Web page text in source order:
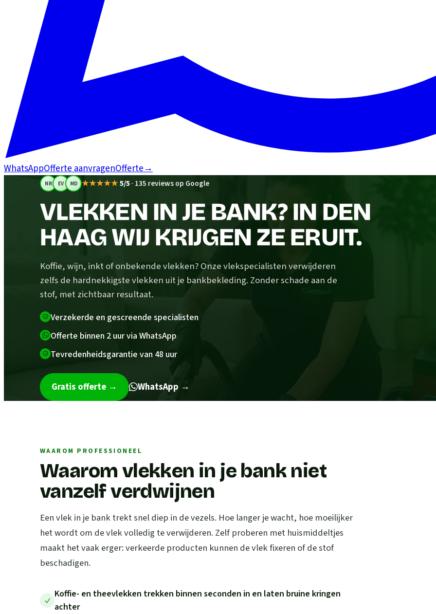
WhatsAppOfferte aanvragenOfferte→
NR EV MD ★★★★★5/5· 135 reviews op Google
VLEKKEN IN JE BANK? IN DEN
HAAG WIJ KRIJGEN ZE ERUIT.
Koffie, wijn, inkt of onbekende vlekken? Onze vlekspecialisten verwijderen
zelfs de hardnekkigste vlekken uit je bankbekleding. Zonder schade aan de
stof, met zichtbaar resultaat.
Verzekerde en gescreende specialisten
Offerte binnen 2 uur via WhatsApp
Tevredenheidsgarantie van 48 uur
Gratis offerte → WhatsApp →
WAAROM PROFESSIONEEL
Waarom vlekken in je bank niet
vanzelf verdwijnen
Een vlek in je bank trekt snel diep in de vezels. Hoe langer je wacht, hoe moeilijker
het wordt om de vlek volledig te verwijderen. Zelf proberen met huismiddeltjes
maakt het vaak erger: verkeerde producten kunnen de vlek fixeren of de stof
beschadigen.
Koffie- en theevlekken trekken binnen seconden in en laten bruine kringen
achter